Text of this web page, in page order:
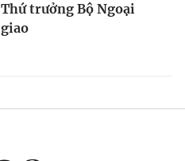
Thứ trưởng Bộ Ngoại
giao